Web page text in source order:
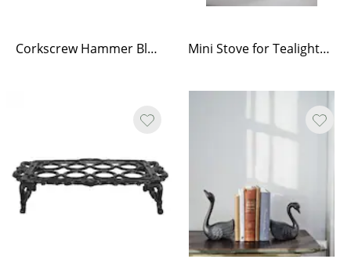
Corkscrew Hammer Black Mini Stove for Tealights Black